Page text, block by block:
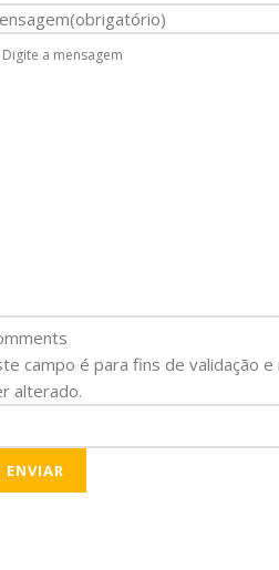
(obrigatório)
campo é para fins de validação e
alterado.